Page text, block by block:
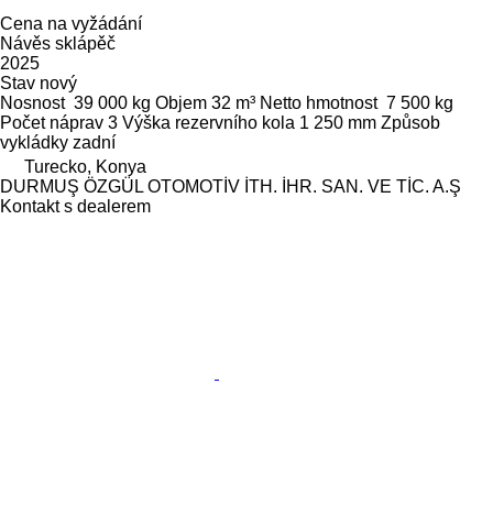
Cena na vyžádání
Návěs sklápěč
2025
Stav nový
Nosnost 39 000 kg Objem 32 m³ Netto hmotnost 7 500 kg
Počet náprav 3 Výška rezervního kola 1 250 mm Způsob
vykládky zadní
Turecko, Konya
DURMUŞ ÖZGÜL OTOMOTİV İTH. İHR. SAN. VE TİC. A.Ş
Kontakt s dealerem